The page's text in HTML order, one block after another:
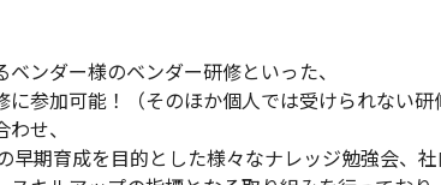
ンダー様のベンダー研修といった、
参加可能！（そのほか個人では受けられない研
せ、
早期育成を目的とした様々なナレッジ勉強会、